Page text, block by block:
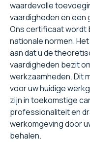
waardevolle
vaardigheden en
Ons certificaat wordt
nationale normen.
aan dat u de
vaardigheden bezit
werkzaamheden. Dit
voor uw huidige
zijn in toekomstige
professionaliteit en
werkomgeving door
behalen.